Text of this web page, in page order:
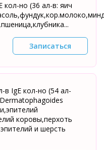
но (36 ал-в: яич
Записаться
IgE кол-но (54 ал-
коровы,перхоть
и шерсть